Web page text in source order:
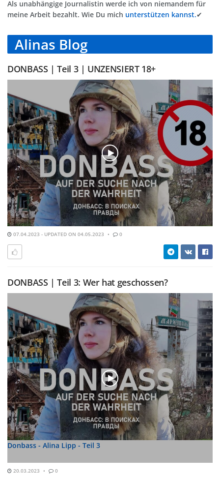
Als unabhängige Journalistin werde ich von niemandem für
meine Arbeit bezahlt. Wie Du mich unterstützen kannst.✔
Alinas Blog
DONBASS | Teil 3 | UNZENSIERT 18+
07.04.2023 - UPDATED ON 04.05.2023 0
DONBASS | Teil 3: Wer hat geschossen?
Donbass - Alina Lipp - Teil 3
20.03.2023 0